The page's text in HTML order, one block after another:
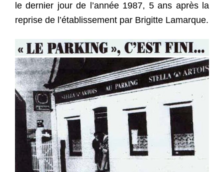
le dernier jour de l’année 1987, 5 ans après la
reprise de l’établissement par Brigitte Lamarque.